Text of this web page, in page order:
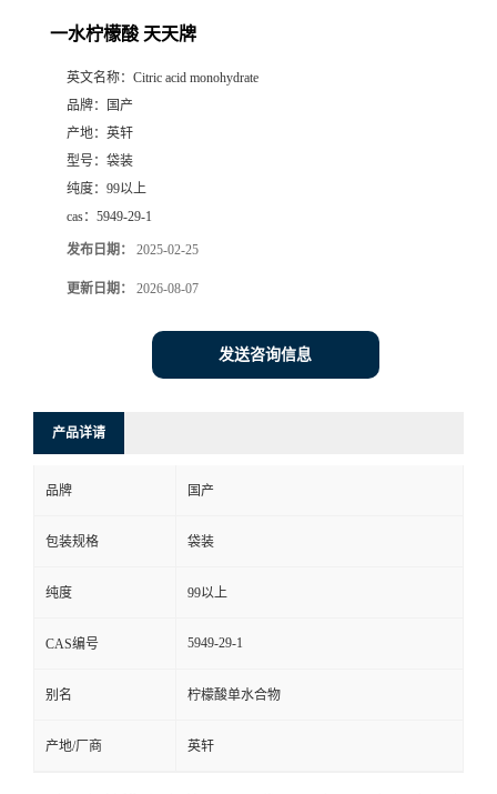
一水柠檬酸 天天牌
英文名称： Citric acid monohydrate
品牌：
国产
产地： 英轩
型号： 袋装
纯度： 99以上
cas： 5949-29-1
发布日期： 2025-02-25
更新日期： 2026-08-07
发送咨询信息
产品详请
品牌 国产
包装规格 袋装
纯度 99以上
CAS编号 5949-29-1
别名 柠檬酸单水合物
产地/厂商 英轩